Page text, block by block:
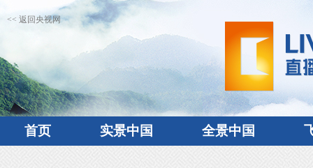
<< 返回央视网
首页 实景中国 全景中国